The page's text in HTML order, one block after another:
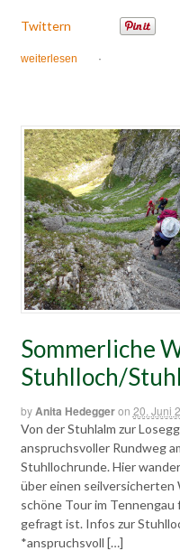
Twittern
weiterlesen ·
Sommerliche
Stuhlloch/
byAnita Hedeggeron 20. Juni
Von der Stuhlalm zur
anspruchsvoller Rundweg
Stuhllochrunde. Hier
über einen seilversicherten
schöne Tour im
gefragt ist. Infos zur
*anspruchsvoll […]